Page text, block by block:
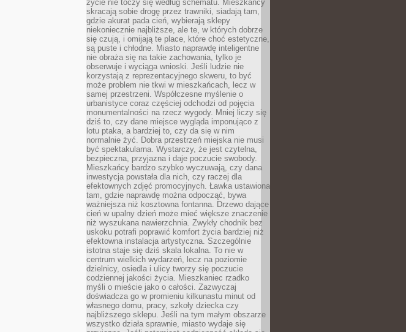
życie nie toczy się według schematu. Mieszkańcy
skracają sobie drogę przez trawniki, siadają tam,
gdzie akurat pada cień, wybierają sklepy
niekoniecznie najbliższe, ale te, w których dobrze
się czują, i omijają te place, które choć estetyczne,
są puste i chłodne. Miasto naprawdę inteligentne
nie obraża się na takie zachowania, tylko je
obserwuje i wyciąga wnioski. Jeśli ludzie nie
korzystają z reprezentacyjnego skweru, to być
może problem nie tkwi w mieszkańcach, lecz w
samej przestrzeni. Współczesne myślenie o
urbanistyce coraz częściej odchodzi od pojęcia
monumentalności na rzecz wygody. Mniej liczy się
dziś to, czy dane miejsce wygląda imponująco z
lotu ptaka, a bardziej to, czy da się w nim
normalnie żyć. Dobra przestrzeń miejska nie musi
być spektakularna. Wystarczy, że jest czytelna,
bezpieczna, przyjazna i daje poczucie swobody.
Mieszkańcy bardzo szybko wyczuwają, czy dana
inwestycja powstała dla nich, czy raczej dla
efektownych zdjęć promocyjnych. Ławka ustawiona
tam, gdzie naprawdę można odpocząć, bywa
ważniejsza niż kosztowna fontanna. Drzewo dające
cień w upalny dzień może mieć większe znaczenie
niż wyszukana nawierzchnia. Zwykły chodnik bez
uskoku potrafi poprawić komfort życia bardziej niż
efektowna instalacja artystyczna. Szczególnie
istotna staje się dziś skala lokalna. To nie w
centrum wielkich wydarzeń, lecz na poziomie
dzielnicy, osiedla i ulicy tworzy się poczucie
codziennej jakości życia. Mieszkaniec rzadko
myśli o mieście jako o całości. Zazwyczaj
doświadcza go w promieniu kilkunastu minut od
własnego domu, pracy, szkoły dziecka czy
najbliższego sklepu. Jeśli na tym małym obszarze
wszystko działa sprawnie, miasto wydaje się